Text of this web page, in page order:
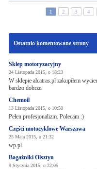
1 2 3 4
Ostatnio komentowane strony
Sklep motoryzacyjny
24 Listopada 2015, o 18:23
W sklepie alcatras.pl zakupiłem
bardzo dobrze.
Chemoil
13 Listopada 2015, o 10:50
Pełen profesjonalizm. Polecam :)
Części motocyklowe Warszawa
25 Maja 2015, o 21:32
wp.pl
Bagażniki Olsztyn
9 Stycznia 2015, o 22:05